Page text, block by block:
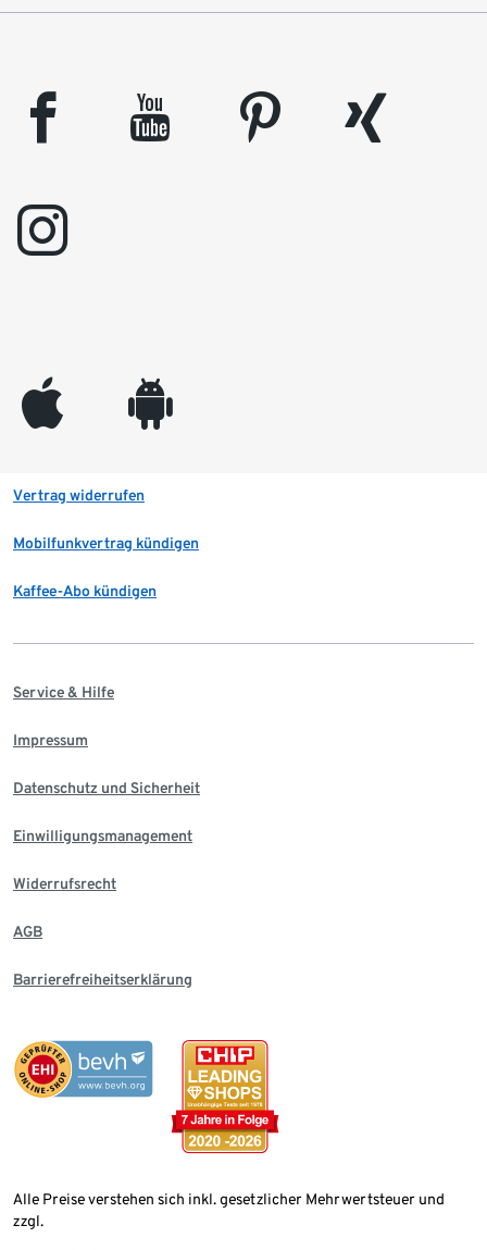
facebook youtube pinterest
xing
instagram
appleinc android
Vertrag widerrufen
Mobilfunkvertrag kündigen
Kaffee-Abo kündigen
Service & Hilfe
Impressum
Datenschutz und Sicherheit
Einwilligungsmanagement
Widerrufsrecht
AGB
Barrierefreiheitserklärung
Alle Preise verstehen sich inkl. gesetzlicher Mehrwertsteuer und
zzgl.